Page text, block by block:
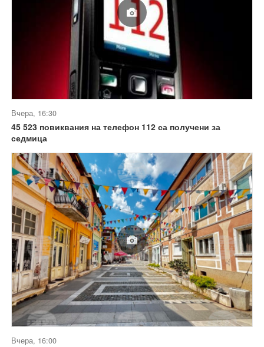
Вчера, 16:30
45 523 повиквания на телефон 112 са получени за
седмица
Вчера, 16:00